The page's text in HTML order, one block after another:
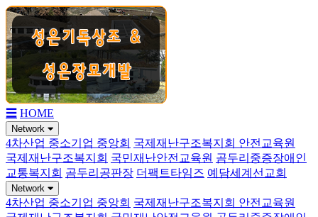
☰ HOME
Network
4차산업 중소기업 중앙회 국제재난구조복지회 안전교육원
국제재난구조복지회 국민재난안전교육원 곰두리중증장애인
교통복지회 곰두리공판장 더팩트타임즈 예담세계선교회
Network
4차산업 중소기업 중앙회 국제재난구조복지회 안전교육원